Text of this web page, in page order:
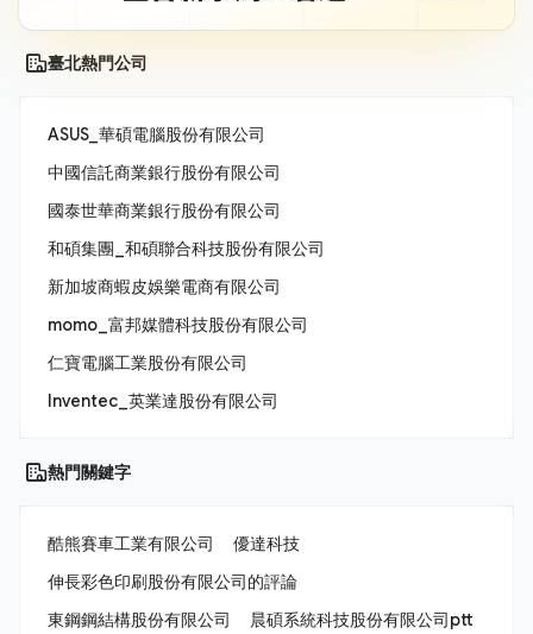
臺北熱門公司
ASUS_華碩電腦股份有限公司
中國信託商業銀行股份有限公司
國泰世華商業銀行股份有限公司
和碩集團_和碩聯合科技股份有限公司
新加坡商蝦皮娛樂電商有限公司
momo_富邦媒體科技股份有限公司
仁寶電腦工業股份有限公司
Inventec_英業達股份有限公司
熱門關鍵字
酷熊賽車工業有限公司
優達科技
伸長彩色印刷股份有限公司的評論
東鋼鋼結構股份有限公司
晨碩系統科技股份有限公司ptt